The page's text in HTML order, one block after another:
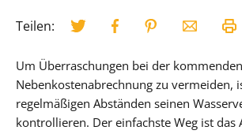
Teilen:
Um Überraschungen bei der kommenden
Nebenkostenabrechnung zu vermeiden,
regelmäßigen Abständen seinen
kontrollieren. Der einfachste Weg ist das